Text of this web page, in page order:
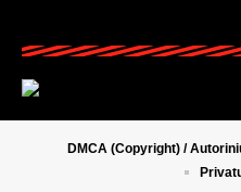
DMCA (Copyright) /